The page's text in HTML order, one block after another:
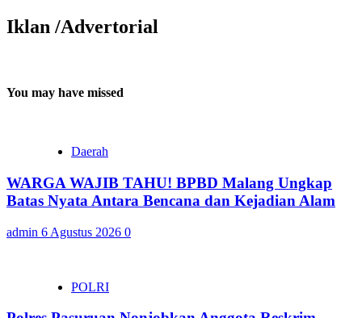
Iklan /Advertorial
You may have missed
Daerah
WARGA WAJIB TAHU! BPBD Malang Ungkap
Batas Nyata Antara Bencana dan Kejadian Alam
admin 6 Agustus 2026 0
POLRI